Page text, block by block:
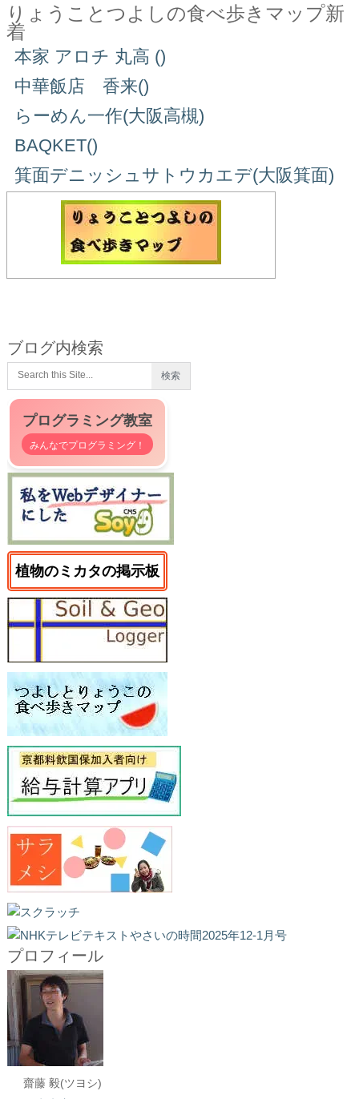
りょうことつよしの食べ歩きマップ新
着
本家 アロチ 丸高 ()
中華飯店 香来()
らーめん一作(大阪高槻)
BAQKET()
箕面デニッシュサトウカエデ(大阪箕面)
ブログ内検索
プログラミング教室
みんなでプログラミング！
植物のミカタの掲示板
プロフィール
齋藤 毅(ツヨシ)